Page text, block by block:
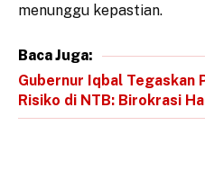
menunggu kepastian.
Baca Juga:
Gubernur Iqbal Tegaskan
Risiko di NTB: Birokrasi